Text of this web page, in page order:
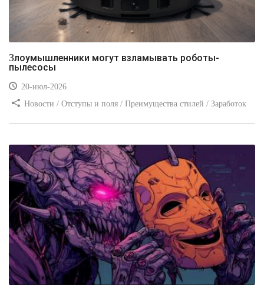
Злоумышленники могут взламывать роботы-
пылесосы
20-июл-2026
Новости / Отступы и поля / Преимущества стилей / Заработок